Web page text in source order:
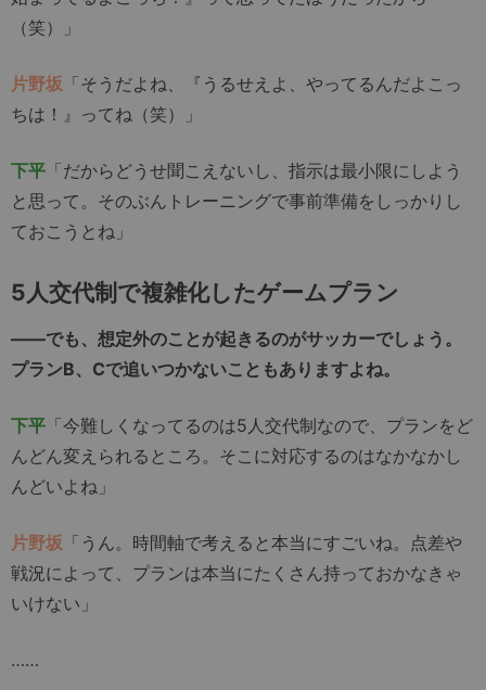
（笑）」
片野坂 「そうだよね、『うるせえよ、やってるんだよこっ
ちは！』ってね（笑）」
下平 「だからどうせ聞こえないし、指示は最小限にしよう
と思って。そのぶんトレーニングで事前準備をしっかりし
ておこうとね」
5人交代制で複雑化したゲームプラン
――でも、想定外のことが起きるのがサッカーでしょう。
プランB、Cで追いつかないこともありますよね。
下平 「今難しくなってるのは5人交代制なので、プランをど
んどん変えられるところ。そこに対応するのはなかなかし
んどいよね」
片野坂 「うん。時間軸で考えると本当にすごいね。点差や
戦況によって、プランは本当にたくさん持っておかなきゃ
いけない」
……